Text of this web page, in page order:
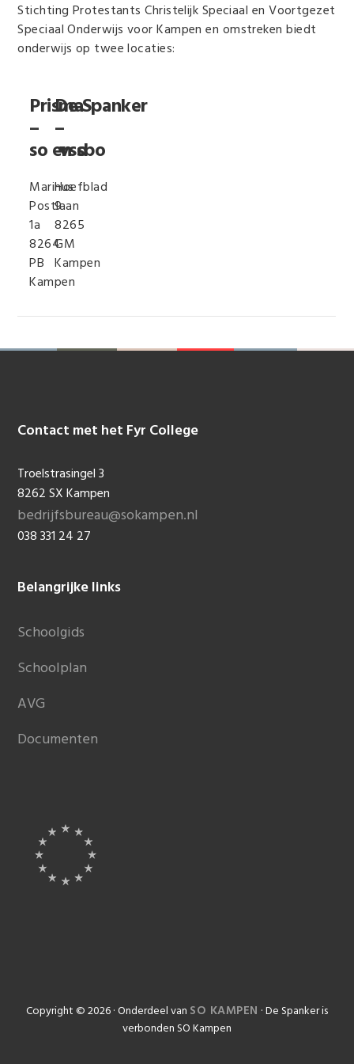
Stichting Protestants Christelijk Speciaal en Voortgezet
Speciaal Onderwijs voor Kampen en omstreken biedt
onderwijs op twee locaties:
Prisma
–
so en sbo
Marinus
Postlaan
1a
8264
PB
Kampen
De Spanker
–
vso
Hoefblad
9
8265
GM
Kampen
Footer
Contact met het Fyr College
Troelstrasingel 3
8262 SX Kampen
bedrijfsbureau@sokampen.nl
038 331 24 27
Belangrijke links
Schoolgids
Schoolplan
AVG
Documenten
Copyright © 2026·Onderdeel van SO KAMPEN ·De Spanker is
verbonden SO Kampen